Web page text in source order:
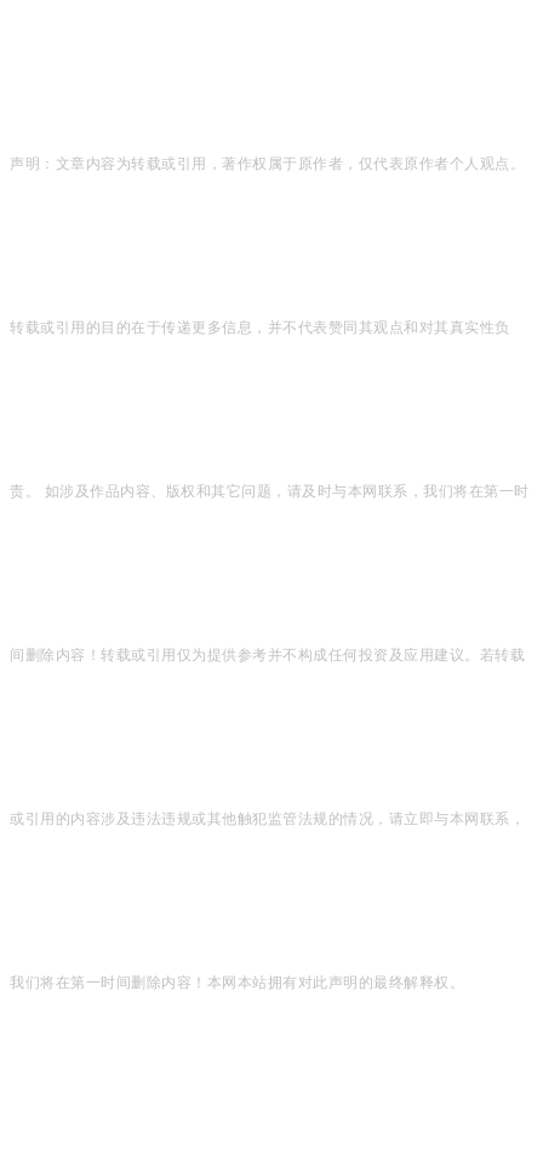
声明：文章内容为转载或引用，著作权属于原作者，仅代表原作者个人观点。
转载或引用的目的在于传递更多信息，并不代表赞同其观点和对其真实性负
责。 如涉及作品内容、版权和其它问题，请及时与本网联系，我们将在第一时
间删除内容！转载或引用仅为提供参考并不构成任何投资及应用建议。若转载
或引用的内容涉及违法违规或其他触犯监管法规的情况，请立即与本网联系，
我们将在第一时间删除内容！本网本站拥有对此声明的最终解释权。